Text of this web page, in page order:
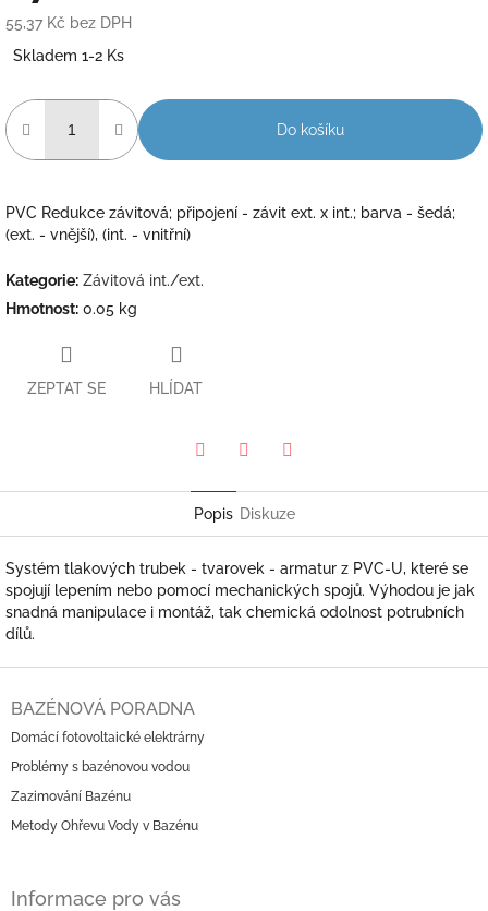
55,37 Kč bez DPH
cena:
Skladem 1-2 Ks
Do košíku
PVC Redukce závitová; připojení - závit ext. x int.; barva - šedá;
(ext. - vnější), (int. - vnitřní)
Kategorie: Závitová int./ext.
Hmotnost: 0.05 kg
ZEPTAT SE HLÍDAT
Popis Diskuze
Systém tlakových trubek - tvarovek - armatur z PVC-U, které se
spojují lepením nebo pomocí mechanických spojů. Výhodou je jak
snadná manipulace i montáž, tak chemická odolnost potrubních
dílů.
BAZÉNOVÁ PORADNA
Domácí fotovoltaické elektrárny
Problémy s bazénovou vodou
Zazimování Bazénu
Metody Ohřevu Vody v Bazénu
Informace pro vás